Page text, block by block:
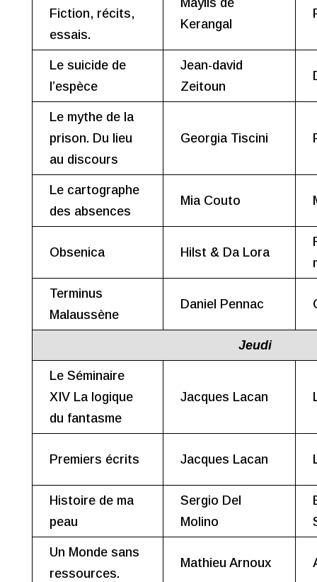
Fiction, récits,
essais.
Maylis de
Kerangal
Le suicide de
l’espèce
Jean-david
Zeitoun
Le mythe de la
prison. Du lieu
au discours
Georgia Tiscini
Le cartographe
des absences
Mia Couto
Obsenica Hilst & Da Lora
Terminus
Malaussène
Daniel Pennac
Jeudi
Le Séminaire
XIV La logique
du fantasme
Jacques Lacan
Premiers écrits Jacques Lacan
Histoire de ma
peau
Sergio Del
Molino
Un Monde sans
ressources.
Mathieu Arnoux